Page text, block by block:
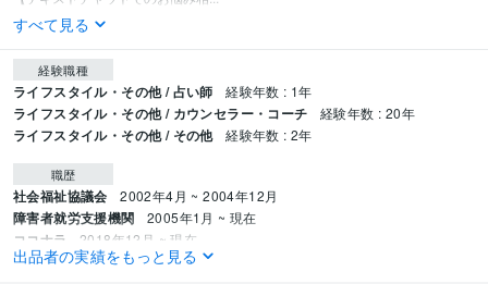
すべて見る
経験職種
ライフスタイル・その他 / 占い師 経験年数 : 1年
ライフスタイル・その他 / カウンセラー・コーチ 経験年数 : 20年
ライフスタイル・その他 / その他 経験年数 : 2年
職歴
社会福祉協議会 2002年4月 ~ 2004年12月
障害者就労支援機関 2005年1月 ~ 現在
ココナラ 2018年12月 ~ 現在
Kindle 2021年2月 ~ 現在
出品者の実績をもっと見る